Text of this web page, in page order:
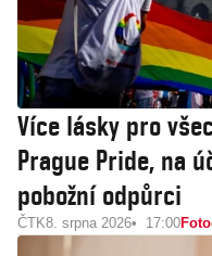
Více lásky pro
Prague Pride, na
pobožní odpůrci
ČTK8. srpna 2026 17:00